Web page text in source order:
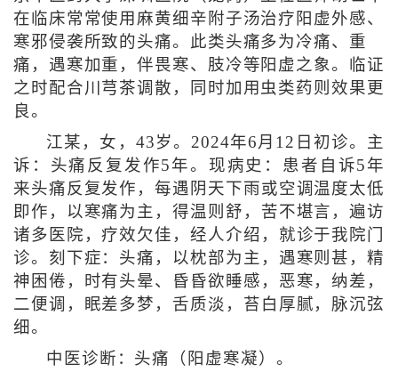
在临床常常使用麻黄细辛附子汤治疗阳虚外感、
寒邪侵袭所致的头痛。此类头痛多为冷痛、重
痛，遇寒加重，伴畏寒、肢冷等阳虚之象。临证
之时配合川芎茶调散，同时加用虫类药则效果更
良。
江某，女，43岁。2024年6月12日初诊。主
诉：头痛反复发作5年。现病史：患者自诉5年
来头痛反复发作，每遇阴天下雨或空调温度太低
即作，以寒痛为主，得温则舒，苦不堪言，遍访
诸多医院，疗效欠佳，经人介绍，就诊于我院门
诊。刻下症：头痛，以枕部为主，遇寒则甚，精
神困倦，时有头晕、昏昏欲睡感，恶寒，纳差，
二便调，眠差多梦，舌质淡，苔白厚腻，脉沉弦
细。
中医诊断：头痛（阳虚寒凝）。